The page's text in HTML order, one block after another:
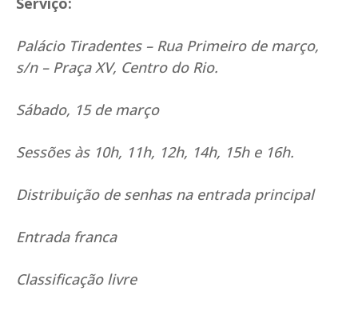
Palácio Tiradentes – Rua Primeiro de março,
s/n – Praça XV, Centro do Rio.
Sábado, 15 de março
Sessões às 10h, 11h, 12h, 14h, 15h e 16h.
Distribuição de senhas na entrada principal
Entrada franca
Classificação livre